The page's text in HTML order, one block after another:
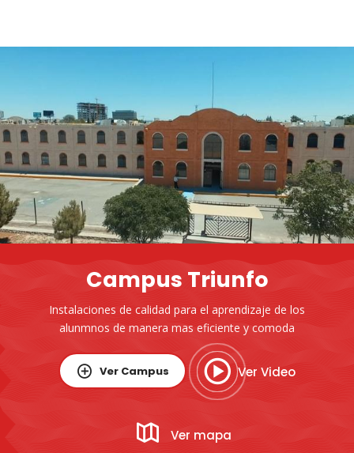
Campus Triunfo
Instalaciones de calidad para el aprendizaje de los
alunmnos de manera mas eficiente y comoda
Ver Campus Ver Video
Ver mapa